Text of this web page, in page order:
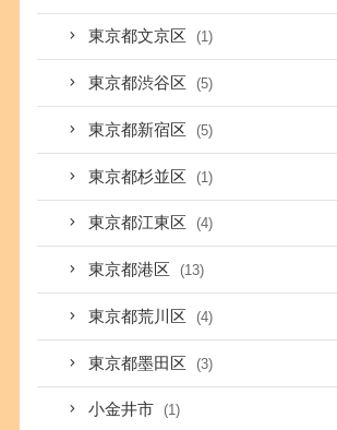
東京都文京区 (1)
東京都渋谷区 (5)
東京都新宿区 (5)
東京都杉並区 (1)
東京都江東区 (4)
東京都港区 (13)
東京都荒川区 (4)
東京都墨田区 (3)
小金井市 (1)